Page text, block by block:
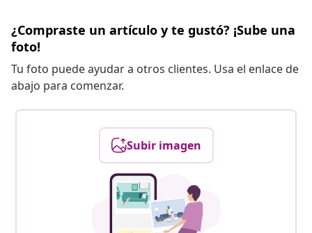
¿Compraste un artículo y te gustó? ¡Sube una
foto!
Tu foto puede ayudar a otros clientes. Usa el enlace de
abajo para comenzar.
Subir imagen